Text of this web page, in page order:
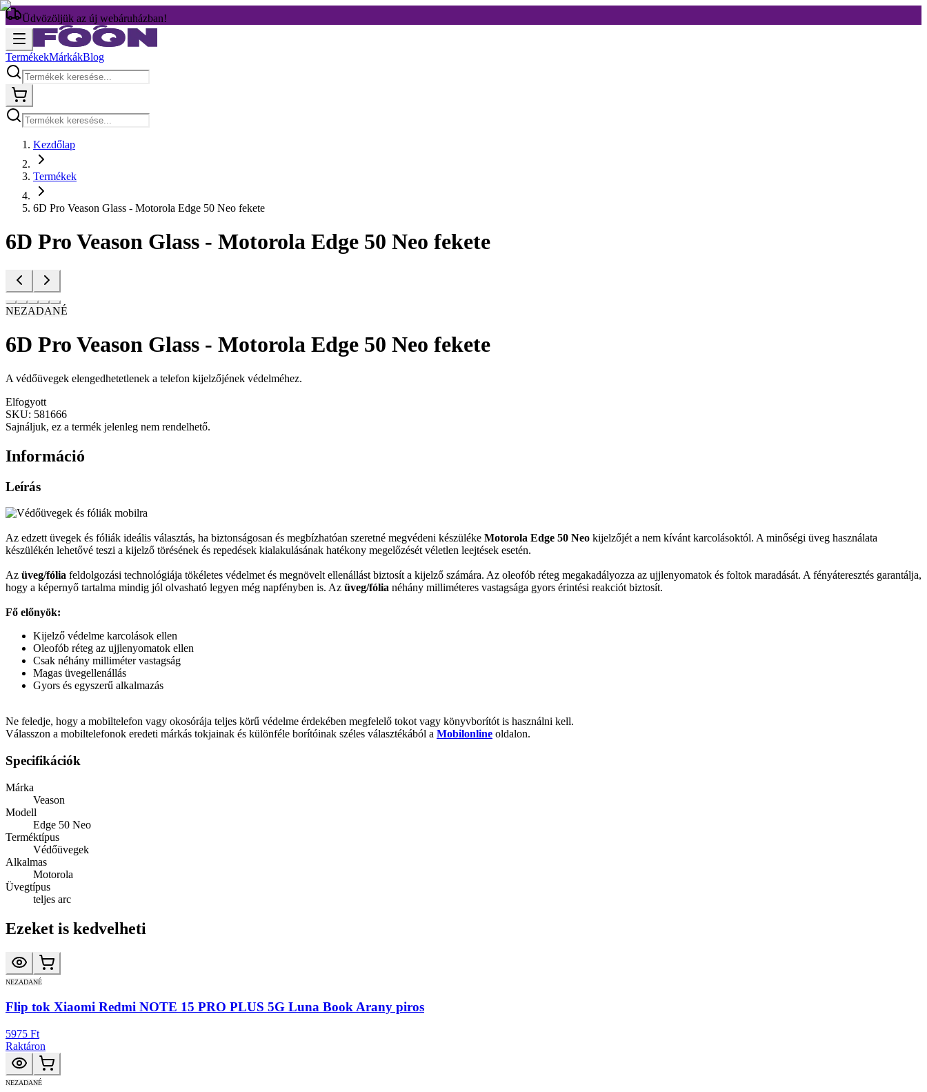
Üdvözöljük az új webáruházban!
TermékekMárkákBlog
Kezdőlap
Termékek
6D Pro Veason Glass - Motorola Edge 50 Neo fekete
6D Pro Veason Glass - Motorola Edge 50 Neo fekete
NEZADANÉ
6D Pro Veason Glass - Motorola Edge 50 Neo fekete
A védőüvegek elengedhetetlenek a telefon kijelzőjének védelméhez.
Elfogyott
SKU: 581666
Sajnáljuk, ez a termék jelenleg nem rendelhető.
Információ
Leírás
Az edzett üvegek és fóliák ideális választás, ha biztonságosan és megbízhatóan szeretné megvédeni készüléke Motorola Edge 50 Neo kijelzőjét a nem kívánt karcolásoktól. A minőségi üveg használata
készülékén lehetővé teszi a kijelző törésének és repedések kialakulásának hatékony megelőzését véletlen leejtések esetén.
Az üveg/fólia feldolgozási technológiája tökéletes védelmet és megnövelt ellenállást biztosít a kijelző számára. Az oleofób réteg megakadályozza az ujjlenyomatok és foltok maradását. A fényáteresztés garantálja,
hogy a képernyő tartalma mindig jól olvasható legyen még napfényben is. Az üveg/fólia néhány milliméteres vastagsága gyors érintési reakciót biztosít.
Fő előnyök:
Kijelző védelme karcolások ellen
Oleofób réteg az ujjlenyomatok ellen
Csak néhány milliméter vastagság
Magas üvegellenállás
Gyors és egyszerű alkalmazás
Ne feledje, hogy a mobiltelefon vagy okosórája teljes körű védelme érdekében megfelelő tokot vagy könyvborítót is használni kell.
Válasszon a mobiltelefonok eredeti márkás tokjainak és különféle borítóinak széles választékából a Mobilonline oldalon.
Specifikációk
Márka
Veason
Modell
Edge 50 Neo
Terméktípus
Védőüvegek
Alkalmas
Motorola
Üvegtípus
teljes arc
Ezeket is kedvelheti
NEZADANÉ
Flip tok Xiaomi Redmi NOTE 15 PRO PLUS 5G Luna Book Arany piros
5975 Ft
Raktáron
NEZADANÉ